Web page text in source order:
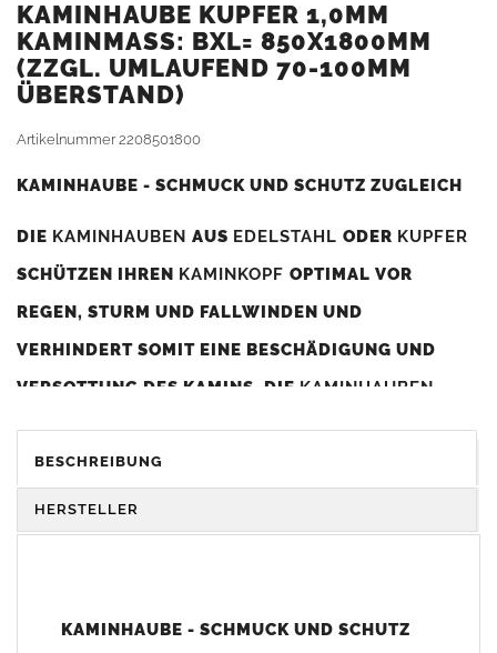
KAMINHAUBE KUPFER 1,0MM
KAMINMASS: BXL= 850X1800MM (
ZZGL. UMLAUFEND 70-100MM Ü
BERSTAND)
Artikelnummer2208501800
KAMINHAUBE - SCHMUCK UND SCHUTZ ZUGLEICH
DIE KAMINHAUBEN AUS EDELSTAHL ODER KUPFER
SCHÜTZEN IHREN KAMINKOPF OPTIMAL VOR
REGEN, STURM UND FALLWINDEN UND
VERHINDERT SOMIT EINE BESCHÄDIGUNG UND
VERSOTTUNG DES KAMINS. DIE KAMINHAUBEN
DIENEN GLEICHZEITIG ALS GESTALTERISCHES
ELEMENT ZUR VERSCHÖNERUNG DES BAUWERKS.
Unsere Maßangaben beziehen sich immer auf das
BESCHREIBUNG
HERSTELLER
KAMINHAUBE - SCHMUCK UND SCHUTZ